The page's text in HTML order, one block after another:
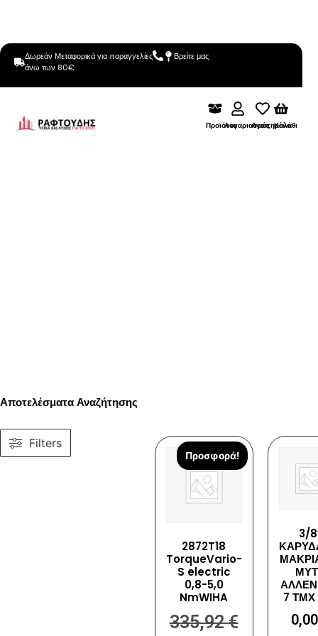
Δωρεάν Μεταφορικά για παραγγελίες
άνω των 80€
Βρείτε μας
ΠροϊόνταΛογαριασμόςΑγαπημένα
Καλάθι
Αποτελέσματα Αναζήτησης
Filters
Προσφορά!
2872T18
TorqueVario-
S electric
0,8-5,0
NmWIHA
335,92€
3/
7 ΤΜΧ